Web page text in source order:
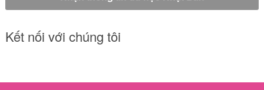
Kết nối với chúng tôi